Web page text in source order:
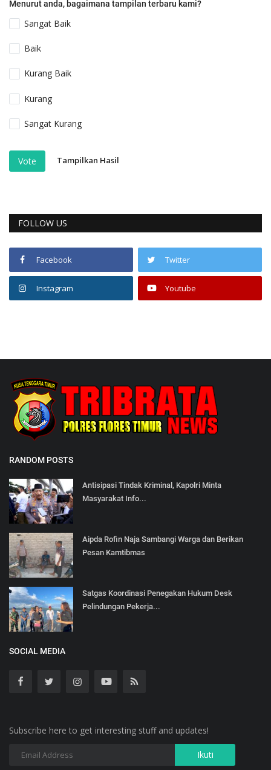
Menurut anda, bagaimana tampilan terbaru kami?
Sangat Baik
Baik
Kurang Baik
Kurang
Sangat Kurang
Vote Tampilkan Hasil
FOLLOW US
Facebook Twitter
Instagram Youtube
RANDOM POSTS
Antisipasi Tindak Kriminal, Kapolri Minta
Masyarakat Info...
Aipda Rofin Naja Sambangi Warga dan Berikan
Pesan Kamtibmas
Satgas Koordinasi Penegakan Hukum Desk
Pelindungan Pekerja...
SOCIAL MEDIA
Subscribe here to get interesting stuff and updates!